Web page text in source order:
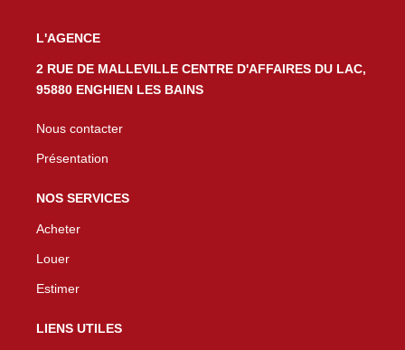
L'AGENCE
2 RUE DE MALLEVILLE CENTRE D'AFFAIRES DU LAC,
95880 ENGHIEN LES BAINS
Nous contacter
Présentation
NOS SERVICES
Acheter
Louer
Estimer
LIENS UTILES